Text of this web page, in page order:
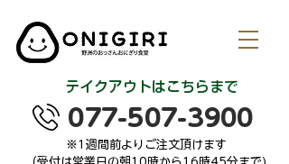
テイクアウトはこちらまで
077-507-3900
※1週間前よりご注文頂けます